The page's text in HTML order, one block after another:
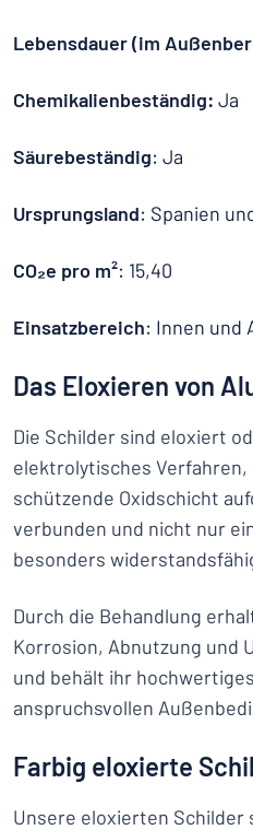
Lebensdauer (im
Chemikalienbeständig: Ja
Säurebeständig: Ja
Ursprungsland: Spanien
CO₂e pro m²: 15,40
Einsatzbereich: Innen und
Das Eloxieren von
Die Schilder sind eloxiert
elektrolytisches Verfahren,
schützende Oxidschicht
verbunden und nicht nur
besonders
Durch die Behandlung
Korrosion, Abnutzung und
und behält ihr
anspruchsvollen
Farbig eloxierte
Unsere eloxierten Schilder